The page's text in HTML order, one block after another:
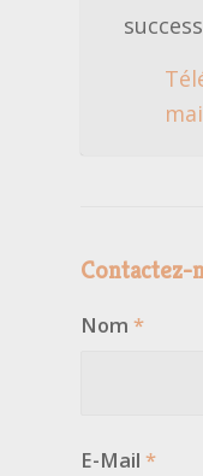
Contactez-
Nom *
E-Mail *